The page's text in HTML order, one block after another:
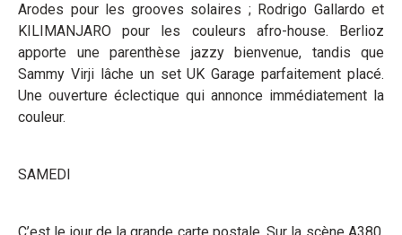
Arodes pour les grooves solaires ; Rodrigo Gallardo et
KILIMANJARO pour les couleurs afro-house. Berlioz
apporte une parenthèse jazzy bienvenue, tandis que
Sammy Virji lâche un set UK Garage parfaitement placé.
Une ouverture éclectique qui annonce immédiatement la
couleur.
SAMEDI